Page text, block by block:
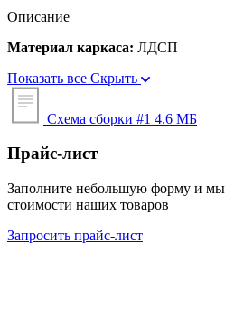
Описание
Материал каркаса: ЛДСП
Показать все Скрыть
Схема сборки #1 4.6 МБ
Прайс-лист
Заполните небольшую форму и
стоимости наших товаров
Запросить прайс-лист